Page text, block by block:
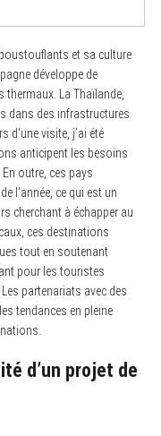
et sa culture
développe de
La Thaïlande,
dans des infrastructures
d’une visite, j’ai été
anticipent les besoins
outre, ces pays
l’année, ce qui est un
cherchant à échapper au
ces destinations
tout en soutenant
pour les touristes
partenariats avec des
tendances en pleine
d’un projet de